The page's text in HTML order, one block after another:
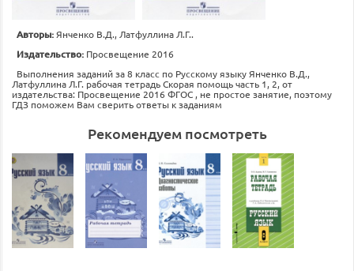
Авторы:Янченко В.Д., Латфуллина Л.Г..
Издательство: Просвещение 2016
Выполнения заданий за 8 класс по Русскому языку Янченко В.Д.,
Латфуллина Л.Г. рабочая тетрадь Скорая помощь часть 1, 2, от
издательства: Просвещение 2016 ФГОС , не простое занятие, поэтому
ГДЗ поможем Вам сверить ответы к заданиям
Рекомендуем посмотреть